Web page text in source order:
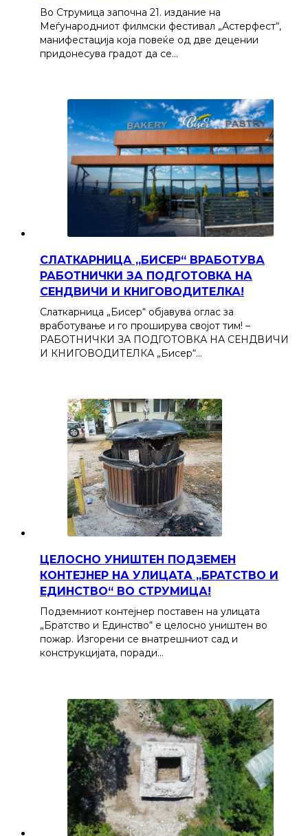
Во Струмица започна 21. издание на
Меѓународниот филмски фестивал „Астерфест“,
манифестација која повеќе од две децении
придонесува градот да се…
СЛАТКАРНИЦА „БИСЕР“ ВРАБОТУВА
РАБОТНИЧКИ ЗА ПОДГОТОВКА НА
СЕНДВИЧИ И КНИГОВОДИТЕЛКА!
Слаткарница „Бисер“ објавува оглас за
вработување и го проширува својот тим! –
РАБОТНИЧКИ ЗА ПОДГОТОВКА НА СЕНДВИЧИ
И КНИГОВОДИТЕЛКА „Бисер“…
ЦЕЛОСНО УНИШТЕН ПОДЗЕМЕН
КОНТЕЈНЕР НА УЛИЦАТА „БРАТСТВО И
ЕДИНСТВО“ ВО СТРУМИЦА!
Подземниот контејнер поставен на улицата
„Братство и Единство“ е целосно уништен во
пожар. Изгорени се внатрешниот сад и
конструкцијата, поради…